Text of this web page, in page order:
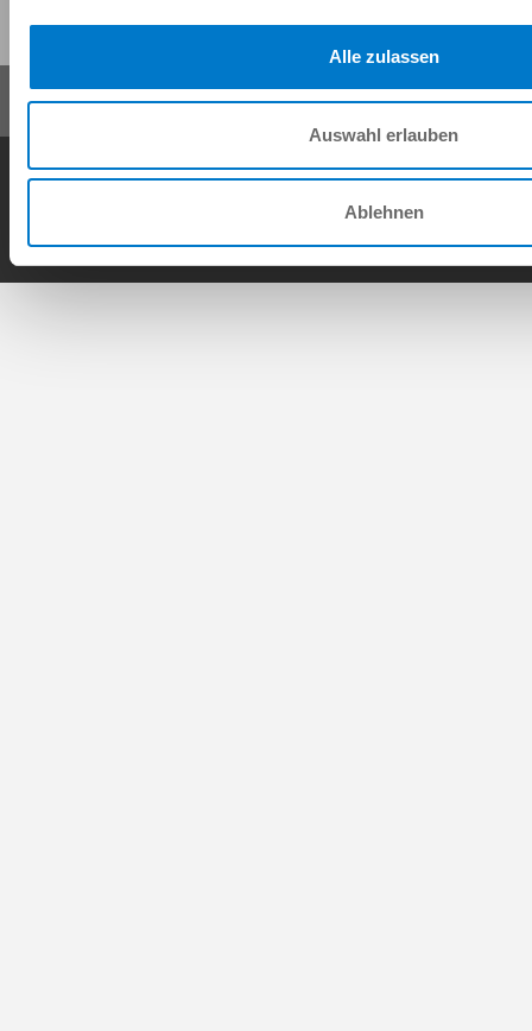
Alle zulassen
Auswahl erlauben
Ablehnen